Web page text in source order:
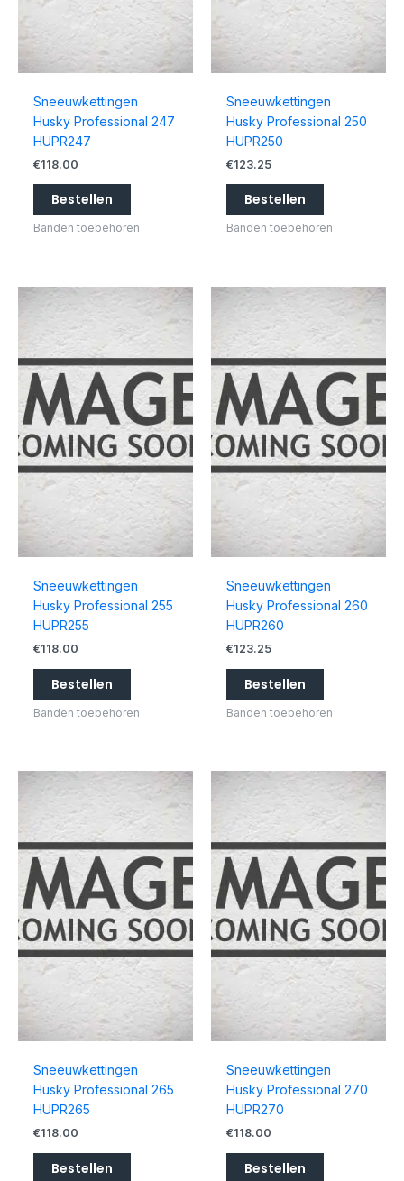
Sneeuwkettingen
Husky Professional 247
HUPR247
€118.00
Bestellen
Banden toebehoren
Sneeuwkettingen
Husky Professional 250
HUPR250
€123.25
Bestellen
Banden toebehoren
Sneeuwkettingen
Husky Professional 255
HUPR255
€118.00
Bestellen
Banden toebehoren
Sneeuwkettingen
Husky Professional 260
HUPR260
€123.25
Bestellen
Banden toebehoren
Sneeuwkettingen
Husky Professional 265
HUPR265
€118.00
Bestellen
Sneeuwkettingen
Husky Professional 270
HUPR270
€118.00
Bestellen